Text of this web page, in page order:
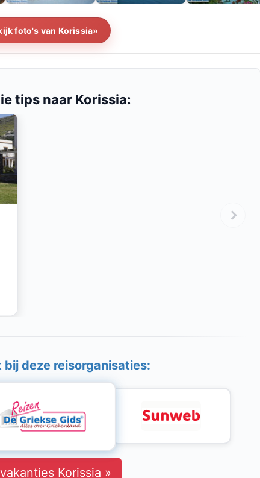
foto's van Korissia»
tips naar Korissia:
bij deze reisorganisaties:
Korissia »